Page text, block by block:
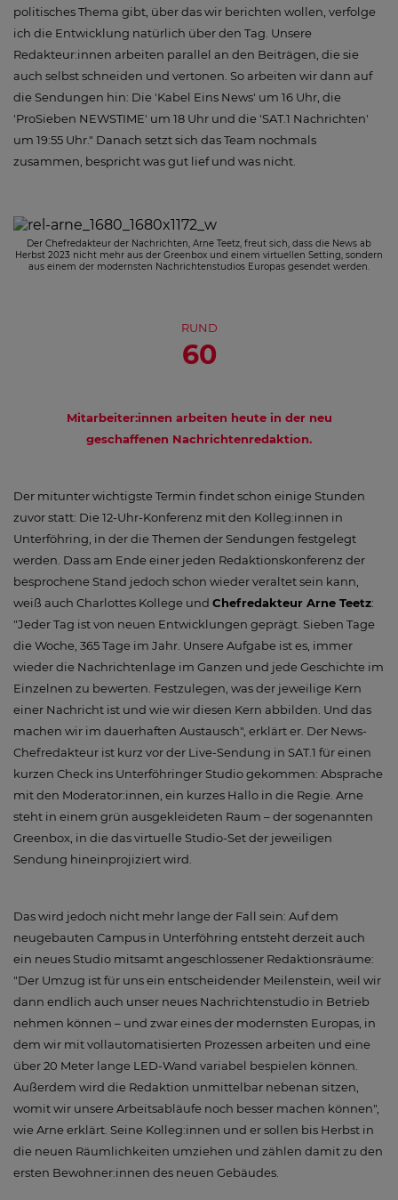
politisches Thema gibt, über das wir berichten wollen, verfolge
ich die Entwicklung natürlich über den Tag. Unsere
Redakteur:innen arbeiten parallel an den Beiträgen, die sie
auch selbst schneiden und vertonen. So arbeiten wir dann auf
die Sendungen hin: Die 'Kabel Eins News' um 16 Uhr, die
'ProSieben NEWSTIME' um 18 Uhr und die 'SAT.1 Nachrichten'
um 19:55 Uhr." Danach setzt sich das Team nochmals
zusammen, bespricht was gut lief und was nicht.
Der Chefredakteur der Nachrichten, Arne Teetz, freut sich, dass die News ab
Herbst 2023 nicht mehr aus der Greenbox und einem virtuellen Setting, sondern
aus einem der modernsten Nachrichtenstudios Europas gesendet werden.
RUND
60
Mitarbeiter:innen arbeiten heute in der neu
geschaffenen Nachrichtenredaktion.
Der mitunter wichtigste Termin findet schon einige Stunden
zuvor statt: Die 12-Uhr-Konferenz mit den Kolleg:innen in
Unterföhring, in der die Themen der Sendungen festgelegt
werden. Dass am Ende einer jeden Redaktionskonferenz der
besprochene Stand jedoch schon wieder veraltet sein kann,
weiß auch Charlottes Kollege und Chefredakteur Arne Teetz:
"Jeder Tag ist von neuen Entwicklungen geprägt. Sieben Tage
die Woche, 365 Tage im Jahr. Unsere Aufgabe ist es, immer
wieder die Nachrichtenlage im Ganzen und jede Geschichte im
Einzelnen zu bewerten. Festzulegen, was der jeweilige Kern
einer Nachricht ist und wie wir diesen Kern abbilden. Und das
machen wir im dauerhaften Austausch", erklärt er. Der News-
Chefredakteur ist kurz vor der Live-Sendung in SAT.1 für einen
kurzen Check ins Unterföhringer Studio gekommen: Absprache
mit den Moderator:innen, ein kurzes Hallo in die Regie. Arne
steht in einem grün ausgekleideten Raum – der sogenannten
Greenbox, in die das virtuelle Studio-Set der jeweiligen
Sendung hineinprojiziert wird.
Das wird jedoch nicht mehr lange der Fall sein: Auf dem
neugebauten Campus in Unterföhring entsteht derzeit auch
ein neues Studio mitsamt angeschlossener Redaktionsräume:
"Der Umzug ist für uns ein entscheidender Meilenstein, weil wir
dann endlich auch unser neues Nachrichtenstudio in Betrieb
nehmen können – und zwar eines der modernsten Europas, in
dem wir mit vollautomatisierten Prozessen arbeiten und eine
über 20 Meter lange LED-Wand variabel bespielen können.
Außerdem wird die Redaktion unmittelbar nebenan sitzen,
womit wir unsere Arbeitsabläufe noch besser machen können",
wie Arne erklärt. Seine Kolleg:innen und er sollen bis Herbst in
die neuen Räumlichkeiten umziehen und zählen damit zu den
ersten Bewohner:innen des neuen Gebäudes.